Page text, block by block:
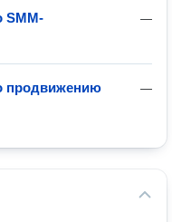
—
SMM-
—
продвижению